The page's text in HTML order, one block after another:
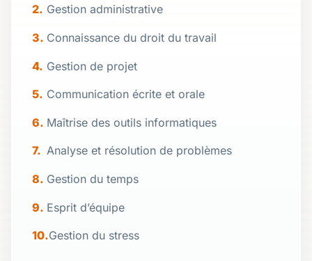
Gestion administrative
Connaissance du droit du travail
Gestion de projet
Communication écrite et orale
Maîtrise des outils informatiques
Analyse et résolution de problèmes
Gestion du temps
Esprit d’équipe
Gestion du stress